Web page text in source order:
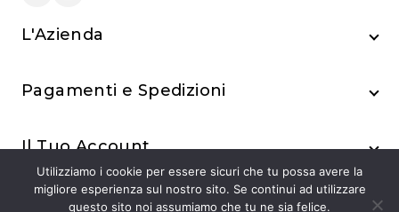
L'Azienda
Pagamenti e Spedizioni
Il Tuo Account
Utilizziamo i cookie per essere sicuri che tu possa avere la
migliore esperienza sul nostro sito. Se continui ad utilizzare
questo sito noi assumiamo che tu ne sia felice.